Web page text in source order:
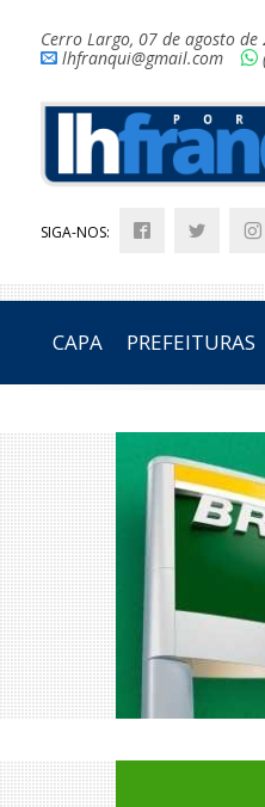
Cerro Largo, 07 de agosto
lhfranqui@gmail.com
SIGA-NOS:
CAPA PREFEITURAS